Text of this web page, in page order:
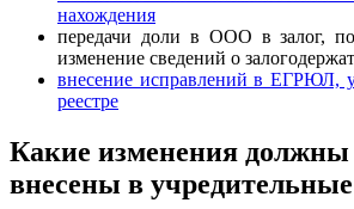
нахождения
передачи доли в ООО в залог,
изменение сведений о
внесение исправлений в ЕГРЮЛ,
реестре
Какие изменения
внесены в